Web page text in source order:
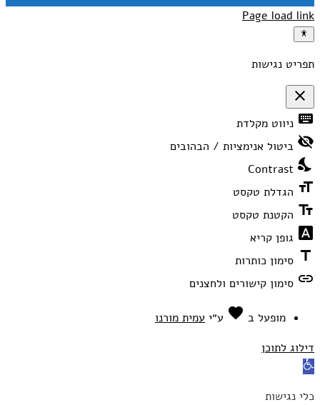
Page load link
תפריט נגישות
close
פתיחה
וסגירה
של
תפריט
keyboard ניווט מקלדת
visibility_off ביטול אנימציות / הבהובים
nights_stay
Contrast
format_size הגדלת טקסט
text_fields הקטנת טקסט
font_download גופן קריא
title סימון כותרות
link סימון קישורים ולחצנים
מופעל ב favorite אהבה
ע״י עמית מורנו
דילוג לתוכן
פתח
כלי נגישות